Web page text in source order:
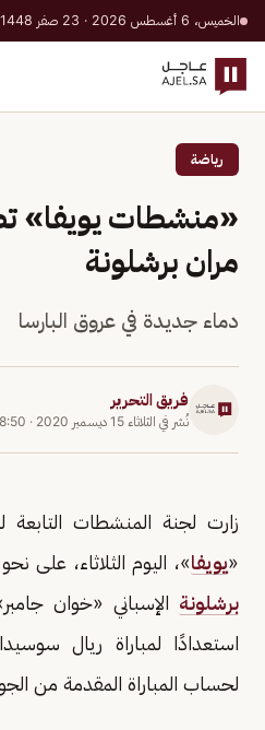
الخميس، 6 أغسطس 2026 · 23 صفر 1448 هـ
رياضة
«منشطات يويفا»
مران برشلونة
دماء جديدة في عروق البارسا
فريق التحرير
نُشر في الثلاثاء 15 ديسمبر 2020 · 8:50 م
زارت لجنة المنشطات التابعة
«يويفا»، اليوم الثلاثاء، على
برشلونة الإسباني «خوان
استعدادًا لمباراة ريال
لحساب المباراة المقدمة من الجولة الـ19 من